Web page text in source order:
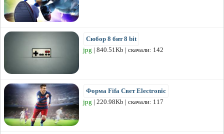
Сюбор 8 бит 8 bit
jpg | 840.51Kb | скачали: 142
Форма Fifa Свет Electronic
jpg | 220.98Kb | скачали: 117